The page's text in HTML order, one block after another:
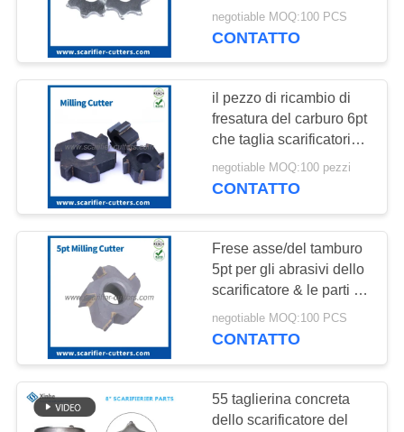
MAPPA
DEL
NORME
SULLA
PRIVACY
Macchine per la
fresatura a punta a
carburo di Von Arx
Airtec Scarificatori
per calcestruzzo
41
scarificatore del classico
di Scanmaskin Ferox
negotiable MOQ:100 PCS
CONTATTO
il pezzo di ricambio di
fresatura del carburo 6pt
che taglia scarificatori
dell'Multi-aereo dei BEF
320 e 12" dei tamburi e
macchina
negotiable MOQ:100 pezzi
CONTATTO
Frese asse/del tamburo
5pt per gli abrasivi dello
scarificatore & le parti di
ricambio elettrici
negotiable MOQ:100 PCS
CONTATTO
55 taglierina concreta
dello scarificatore del